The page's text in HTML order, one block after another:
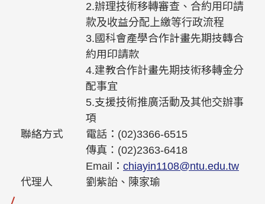
2.辦理技術移轉審查、合約用印請
款及收益分配上繳等行政流程
3.國科會產學合作計畫先期技轉合
約用印請款
4.建教合作計畫先期技術移轉金分
配事宜
5.支援技術推廣活動及其他交辦事
項
聯絡方式
電話：(02)3366-6515
傳真：(02)2363-6418
Email： chiayin1108@ntu.edu.tw
代理人
劉紫詒、陳家瑜